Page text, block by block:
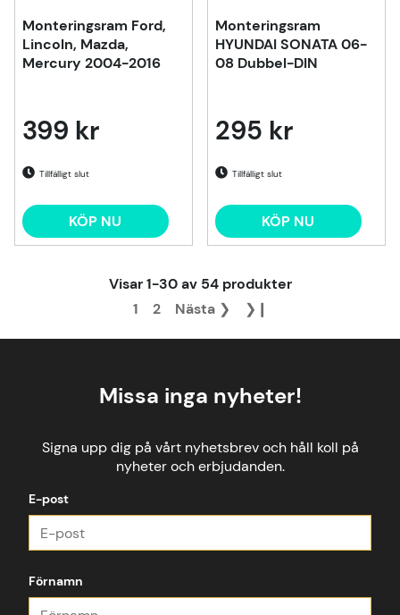
Monteringsram Ford,
Lincoln, Mazda,
Mercury 2004-2016
399 kr
Tillfälligt slut
KÖP NU
Monteringsram
HYUNDAI SONATA 06-
08 Dubbel-DIN
295 kr
Tillfälligt slut
KÖP NU
Visar1-30av 54produkter
1
2 Nästa ❯ ❯❙
Missa inga nyheter!
Signa upp dig på vårt nyhetsbrev och håll koll på
nyheter och erbjudanden.
E-post
Förnamn